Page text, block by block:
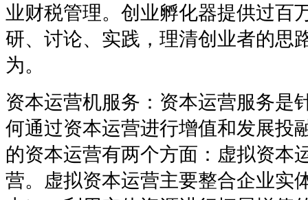
业财税管理。创业孵化器提供过百
研、讨论、实践，理清创业者的思
为。
资本运营机服务：资本运营服务是
何通过资本运营进行增值和发展投
的资本运营有两个方面：虚拟资本
营。虚拟资本运营主要整合企业实